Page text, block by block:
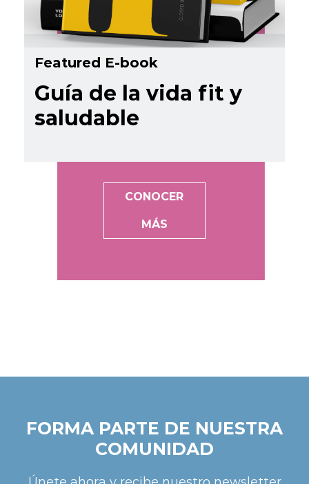
Featured E-book
Guía de la vida fit y
saludable
CONOCER
MÁS
FORMA PARTE DE NUESTRA
COMUNIDAD